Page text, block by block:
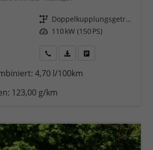
Getriebe
Doppelkupplungsgetriebe (DSG)
Leistung 110 kW (150 PS)
anfordern
Datei,
4,70 l/100km
123,00 g/km